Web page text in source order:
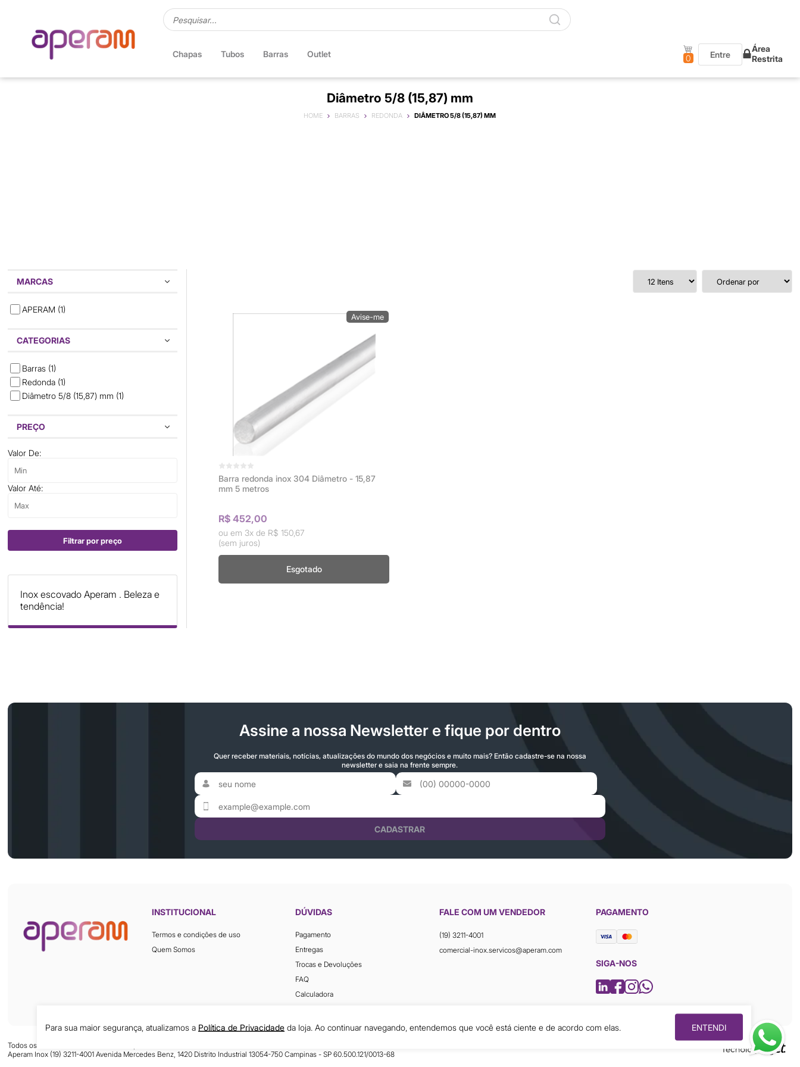
Para sua maior segurança, atualizamos a Política de Privacidade da loja. Ao continuar navegando, entendemos que você está ciente e de acordo com elas. ENTENDI
Chapas Tubos Barras Outlet 0 Entre
Área
Restrita
Diâmetro 5/8 (15,87) mm
HOME BARRAS REDONDA DIÂMETRO 5/8 (15,87) MM
MARCAS
APERAM (1)
CATEGORIAS
Barras (1)
Redonda (1)
Diâmetro 5/8 (15,87) mm (1)
PREÇO
Valor De:
Valor Até:
Filtrar por preço
Inox escovado Aperam . Beleza e
tendência!
Barra redonda inox 304 Diâmetro - 15,87
mm 5 metros
R$ 452,00
3x de R$ 150,67
(sem juros)
Esgotado
Assine a nossa Newsletter e fique por dentro
Quer receber materiais, notícias, atualizações do mundo dos negócios e muito mais? Então cadastre-se na nossa
newsletter e saia na frente sempre.
CADASTRAR
INSTITUCIONAL
Termos e condições de uso
Quem Somos
DÚVIDAS
Pagamento
Entregas
Trocas e Devoluções
FAQ
Calculadora
FALE COM UM VENDEDOR
(19) 3211-4001
comercial-inox.servicos@aperam.com
PAGAMENTO
SIGA-NOS
Todos os direitos reservados © 2026 Aperam Inox
Aperam Inox (19) 3211-4001 Avenida Mercedes Benz, 1420 Distrito Industrial 13054-750 Campinas - SP 60.500.121/0013-68